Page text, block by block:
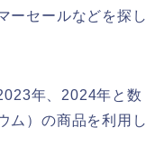
ーセールなどを探し
年、2024年と数
ム）の商品を利用し